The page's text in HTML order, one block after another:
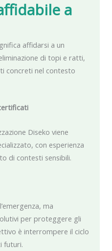
a
affidarsi a un
di topi e ratti,
concreti nel contesto
Diseko viene
con esperienza
di contesti sensibili.
ma
per proteggere gli
è interrompere il ciclo
futuri.